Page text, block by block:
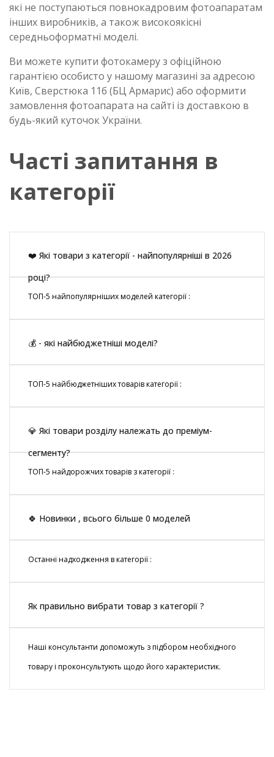
які не поступаються повнокадровим фотоапаратам
інших виробників, а також високоякісні
середньоформатні моделі.
Ви можете купити фотокамеру з офіційною
гарантією особисто у нашому магазині за адресою
Київ, Сверстюка 11б (БЦ Армарис) або оформити
замовлення фотоапарата на сайті із доставкою в
будь-який куточок України.
Часті запитання в
категорії
❤️ Які товари з категорії - найпопулярніші в 2026
році?
ТОП-5 найпопулярніших моделей категорії :
💰 - які найбюджетніші моделі?
ТОП-5 найбюджетніших товарів категорії :
💎 Які товари розділу належать до преміум-
сегменту?
ТОП-5 найдорожчих товарів з категорії :
🍀 Новинки , всього більше 0 моделей
Останні надходження в категорії :
Як правильно вибрати товар з категорії ?
Наші консультанти допоможуть з підбором необхідного
товару і проконсультують щодо його характеристик.